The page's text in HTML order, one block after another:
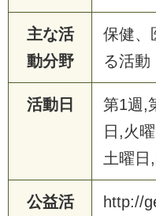
主な活
動分野
保健、
る活動
活動日
第1週,
日,火
土曜日
公益活
http://